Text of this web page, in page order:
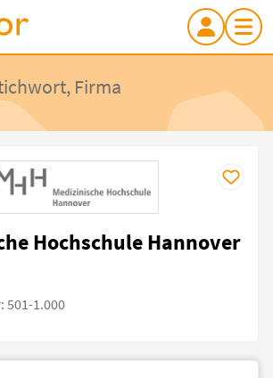
Firma
Hochschule Hannover
501-1.000